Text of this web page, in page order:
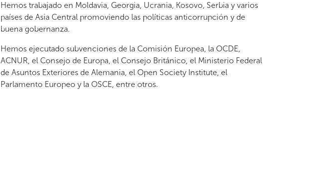
Hemos trabajado en Moldavia, Georgia, Ucrania, Kosovo, Serbia y varios
países de Asia Central promoviendo las políticas anticorrupción y de
buena gobernanza.
Hemos ejecutado subvenciones de la Comisión Europea, la OCDE,
ACNUR, el Consejo de Europa, el Consejo Británico, el Ministerio Federal
de Asuntos Exteriores de Alemania, el Open Society Institute, el
Parlamento Europeo y la OSCE, entre otros.